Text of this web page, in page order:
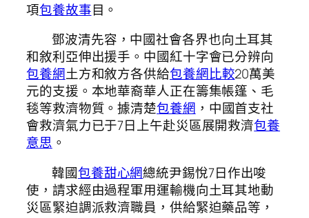
項包養故事目。
鄧波清先容，中國社會各界也向土耳其
和敘利亞伸出援手。中國紅十字會已分辨向
包養網土方和敘方各供給包養網比較20萬美
元的支援。本地華裔華人正在籌集帳篷、毛
毯等救濟物質。據清楚包養網 ，中國首支社
會救濟氣力已于7日上午赴災區展開救濟包養
意思 。
韓國包養甜心網總統尹錫悅7日作出唆
使，請求經由過程軍用運輸機向土耳其地動
災區緊迫調派救濟職員，供給緊迫藥品等，